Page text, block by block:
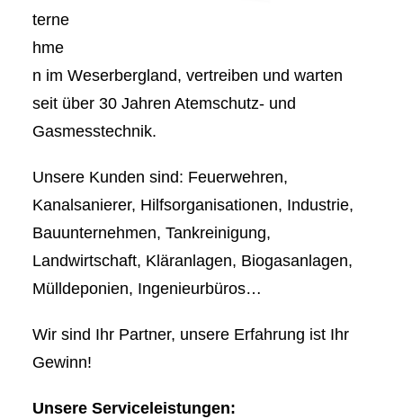
terne
hme
n im Weserbergland, vertreiben und warten
seit über 30 Jahren Atemschutz- und
Gasmesstechnik.
Unsere Kunden sind: Feuerwehren,
Kanalsanierer, Hilfsorganisationen, Industrie,
Bauunternehmen, Tankreinigung,
Landwirtschaft, Kläranlagen, Biogasanlagen,
Mülldeponien, Ingenieurbüros…
Wir sind Ihr Partner, unsere Erfahrung ist Ihr
Gewinn!
Unsere Serviceleistungen: